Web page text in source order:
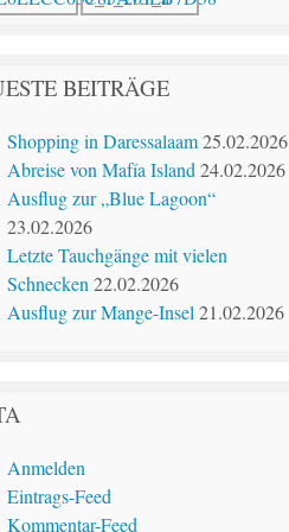
BEITRÄGE
Shopping in Daressalaam 25.02.2026
Abreise von Mafía Island 24.02.2026
Ausflug zur „Blue Lagoon“
23.02.2026
Letzte Tauchgänge mit vielen
Schnecken 22.02.2026
Ausflug zur Mange-Insel 21.02.2026
Anmelden
Eintrags-Feed
Kommentar-Feed